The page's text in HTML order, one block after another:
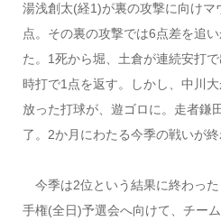
湯浅創太(経1)が裏の攻撃に向けマ
点。その裏の攻撃では6点差を追
た。1死から堀、土倉が連続安打
時打で1点を返す。しかし、中川
放った打球が、遊ゴロに。走者鎌
了。2か月にわたる今季の戦いが終
今季は2位という結果に終わっ
手権(全日)予選会へ向けて、チー